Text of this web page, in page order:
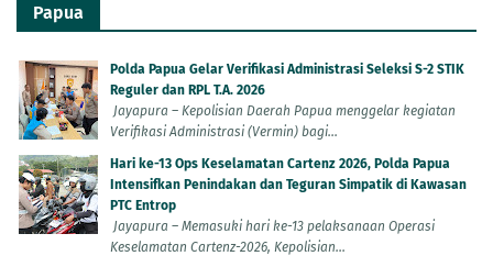
Papua
Polda Papua Gelar Verifikasi Administrasi Seleksi S-2 STIK
Reguler dan RPL T.A. 2026
Jayapura – Kepolisian Daerah Papua menggelar kegiatan
Verifikasi Administrasi (Vermin) bagi...
Hari ke-13 Ops Keselamatan Cartenz 2026, Polda Papua
Intensifkan Penindakan dan Teguran Simpatik di Kawasan
PTC Entrop
Jayapura – Memasuki hari ke-13 pelaksanaan Operasi
Keselamatan Cartenz-2026, Kepolisian...